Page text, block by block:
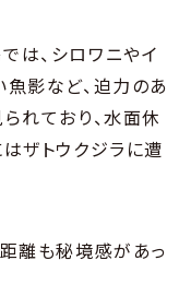
は、シロワニやイ
影など、迫力のあ
れており、水面休
ザトウクジラに遭
離も秘境感があっ